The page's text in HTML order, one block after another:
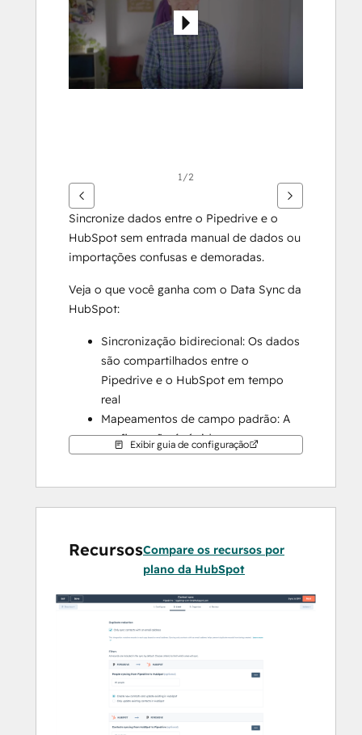
1/2
Sincronize dados entre o Pipedrive e o
HubSpot sem entrada manual de dados ou
importações confusas e demoradas.
Veja o que você ganha com o Data Sync da
HubSpot:
Sincronização bidirecional: Os dados
são compartilhados entre o
Pipedrive e o HubSpot em tempo
real
Mapeamentos de campo padrão: A
configuração é rápida com
mapeamentos de campo prontos
atualizações serão sincronizadas à
medida que ocorrerem
Exibir guia de configuração
RecursosCompare os recursos por
plano da HubSpot